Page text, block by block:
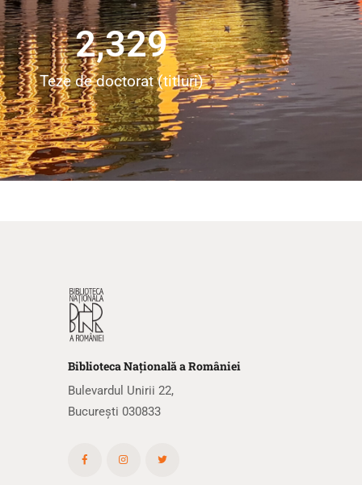
Teze de doctorat (titluri)
2,331
BibliotecaNaționalăa României
Bulevardul Unirii 22,
București 030833